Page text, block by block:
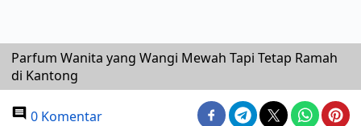
Parfum Wanita yang Wangi Mewah Tapi Tetap Ramah
di Kantong
0 Komentar